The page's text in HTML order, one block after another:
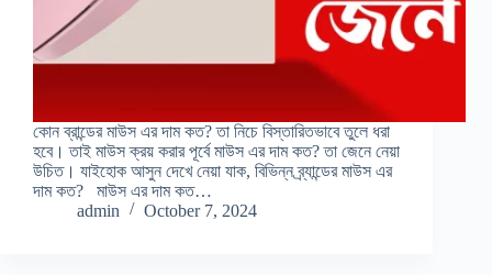
কোন ব্রান্ডের মাউস এর দাম কত? তা নিচে বিস্তারিতভাবে তুলে ধরা
হবে। তাই মাউস ক্রয় করার পূর্বে মাউস এর দাম কত? তা জেনে নেয়া
উচিত। যাইহোক আসুন দেখে নেয়া যাক, বিভিন্ন ব্র্যান্ডের মাউস এর
দাম কত? মাউস এর দাম কত…
admin
October 7, 2024